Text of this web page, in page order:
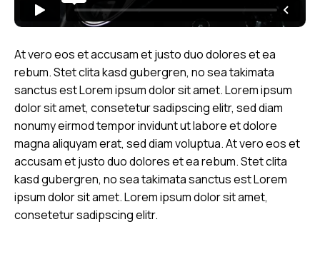
At vero eos et accusam et justo duo dolores et ea
rebum. Stet clita kasd gubergren, no sea takimata
sanctus est Lorem ipsum dolor sit amet. Lorem ipsum
dolor sit amet, consetetur sadipscing elitr, sed diam
nonumy eirmod tempor invidunt ut labore et dolore
magna aliquyam erat, sed diam voluptua. At vero eos et
accusam et justo duo dolores et ea rebum. Stet clita
kasd gubergren, no sea takimata sanctus est Lorem
ipsum dolor sit amet. Lorem ipsum dolor sit amet,
consetetur sadipscing elitr.